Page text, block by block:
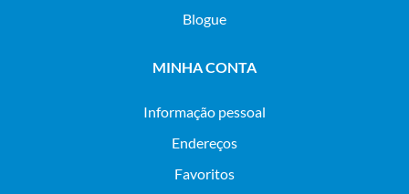
Blogue
MINHA CONTA
Informação pessoal
Endereços
Favoritos